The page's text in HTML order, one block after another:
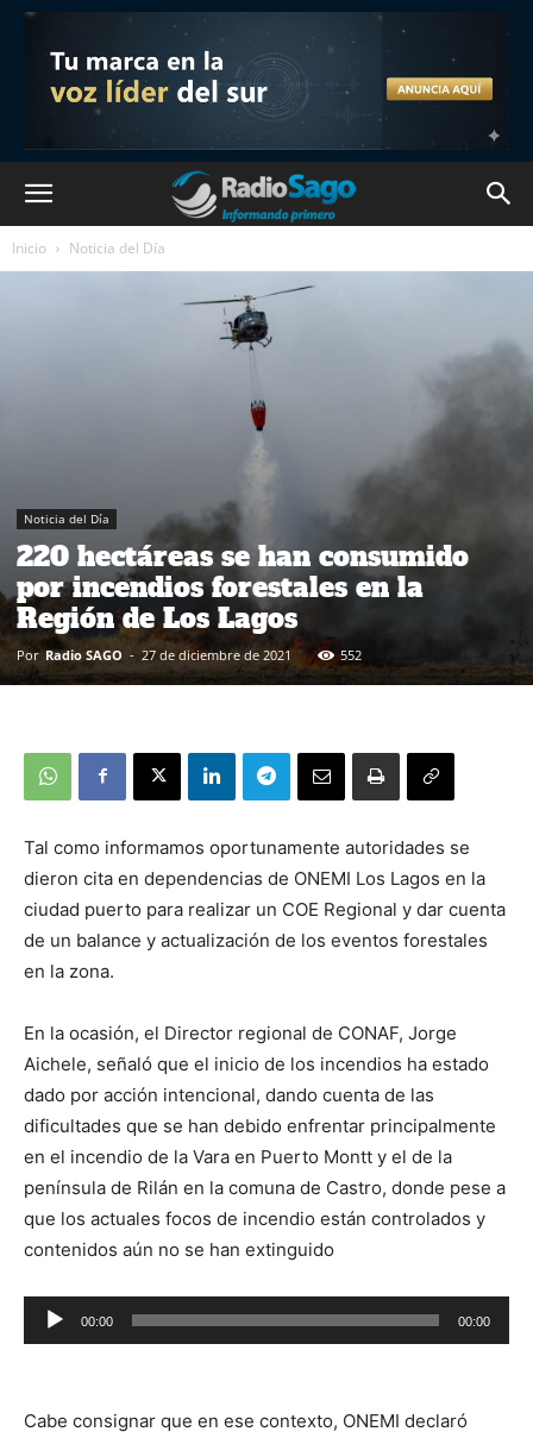
Inicio Noticia del Día
Noticia del Día
220 hectáreas se han consumido
por incendios forestales en la
Región de Los Lagos
Por Radio SAGO - 27 de diciembre de 2021 552
Tal como informamos oportunamente autoridades se
dieron cita en dependencias de ONEMI Los Lagos en la
ciudad puerto para realizar un COE Regional y dar cuenta
de un balance y actualización de los eventos forestales
en la zona.
En la ocasión, el Director regional de CONAF, Jorge
Aichele, señaló que el inicio de los incendios ha estado
dado por acción intencional, dando cuenta de las
dificultades que se han debido enfrentar principalmente
en el incendio de la Vara en Puerto Montt y el de la
península de Rilán en la comuna de Castro, donde pese a
que los actuales focos de incendio están controlados y
contenidos aún no se han extinguido
Reproductor
de
00:00 00:00
Cabe consignar que en ese contexto, ONEMI declaró